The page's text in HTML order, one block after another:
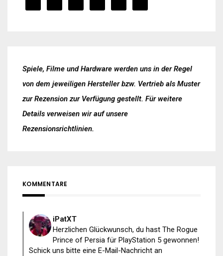
Spiele, Filme und Hardware werden uns in der Regel
von dem jeweiligen Hersteller bzw. Vertrieb als Muster
zur Rezension zur Verfügung gestellt. Für weitere
Details verweisen wir auf unsere
Rezensionsrichtlinien.
KOMMENTARE
iPatXT
Herzlichen Glückwunsch, du hast The Rogue
Prince of Persia für PlayStation 5 gewonnen!
Schick uns bitte eine E-Mail-Nachricht an